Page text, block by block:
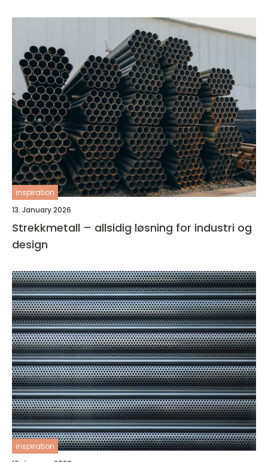
inspiration
13. January 2026
Strekkmetall – allsidig løsning for industri og
design
inspiration